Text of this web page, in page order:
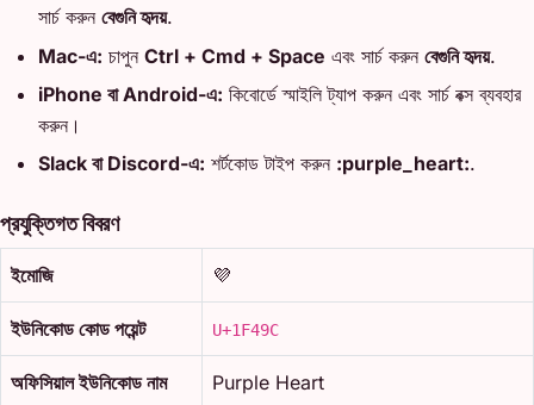
সার্চ করুন বেগুনি হৃদয়.
Mac-এ: চাপুন Ctrl + Cmd + Space এবং সার্চ করুন বেগুনি হৃদয়.
iPhone বা Android-এ: কিবোর্ডে স্মাইলি ট্যাপ করুন এবং সার্চ বক্স ব্যবহার
করুন।
Slack বা Discord-এ: শর্টকোড টাইপ করুন :purple_heart:.
প্রযুক্তিগত বিবরণ
ইমোজি 💜
ইউনিকোড কোড পয়েন্ট U+1F49C
অফিসিয়াল ইউনিকোড নাম Purple Heart